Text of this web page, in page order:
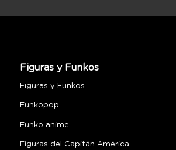
Figuras y Funkos
Figuras y Funkos
Funkopop
Funko anime
Figuras del Capitán América